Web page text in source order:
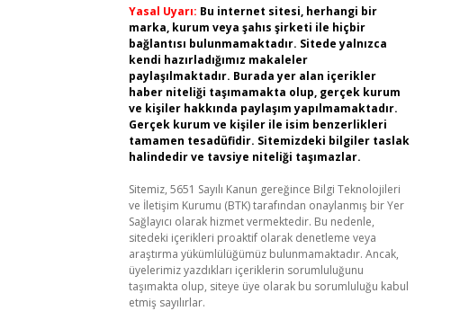
Yasal Uyarı: Bu internet sitesi, herhangi bir
marka, kurum veya şahıs şirketi ile hiçbir
bağlantısı bulunmamaktadır. Sitede yalnızca
kendi hazırladığımız makaleler
paylaşılmaktadır. Burada yer alan içerikler
haber niteliği taşımamakta olup, gerçek kurum
ve kişiler hakkında paylaşım yapılmamaktadır.
Gerçek kurum ve kişiler ile isim benzerlikleri
tamamen tesadüfidir. Sitemizdeki bilgiler taslak
halindedir ve tavsiye niteliği taşımazlar.
Sitemiz, 5651 Sayılı Kanun gereğince Bilgi Teknolojileri
ve İletişim Kurumu (BTK) tarafından onaylanmış bir Yer
Sağlayıcı olarak hizmet vermektedir. Bu nedenle,
sitedeki içerikleri proaktif olarak denetleme veya
araştırma yükümlülüğümüz bulunmamaktadır. Ancak,
üyelerimiz yazdıkları içeriklerin sorumluluğunu
taşımakta olup, siteye üye olarak bu sorumluluğu kabul
etmiş sayılırlar.